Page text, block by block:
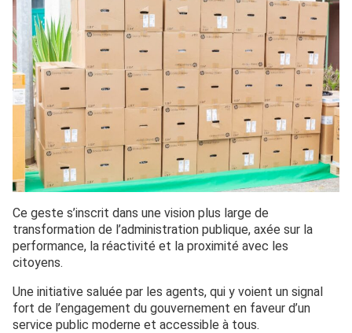
Ce geste s’inscrit dans une vision plus large de
transformation de l’administration publique, axée sur la
performance, la réactivité et la proximité avec les
citoyens.
Une initiative saluée par les agents, qui y voient un signal
fort de l’engagement du gouvernement en faveur d’un
service public moderne et accessible à tous.